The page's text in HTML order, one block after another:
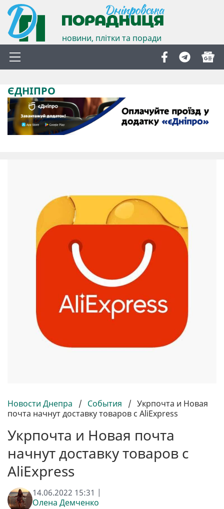
новини, плітки та поради
ЄДНІПРО
Новости Днепра / События / Укрпочта и Новая
почта начнут доставку товаров с AliExpress
Укрпочта и Новая почта
начнут доставку товаров с
AliExpress
14.06.2022 15:31 |
Олена Демченко